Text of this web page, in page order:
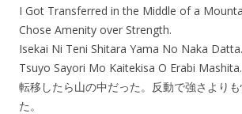
I Got Transferred in the Middle of a
Chose Amenity over Strength.
Isekai Ni Teni Shitara Yama No Naka
Tsuyo Sayori Mo Kaitekisa O Erabi Mashita.
転移したら山の中だった。反動で強さより
た。